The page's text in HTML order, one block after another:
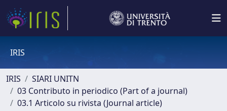
IRIS
IRIS
SIARI UNITN
03 Contributo in periodico (Part of a journal)
03.1 Articolo su rivista (Journal article)